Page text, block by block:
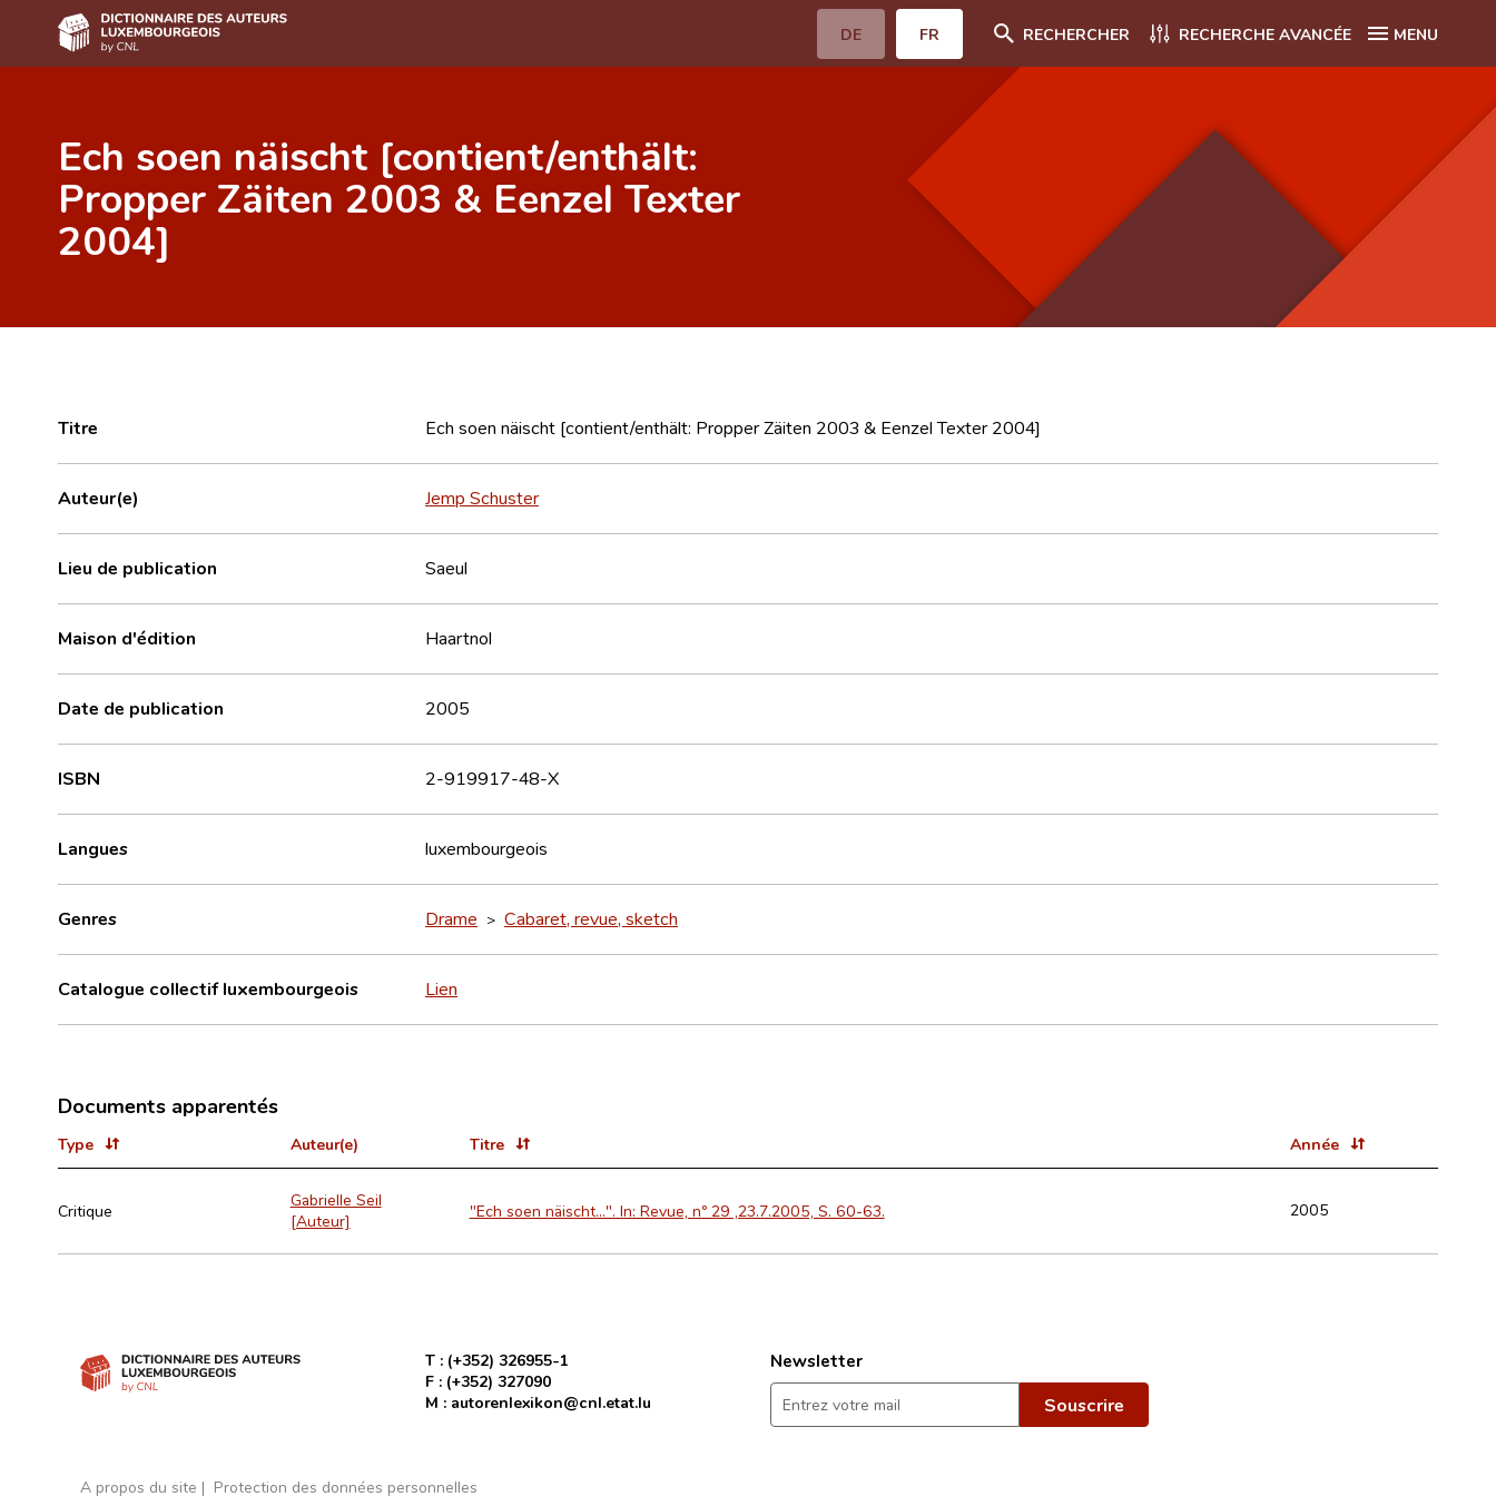
DE FR RECHERCHER RECHERCHE AVANCÉE MENU
Auteur(e)s A-Z
Recherche avancée
Foire aux questions
Équipe scientifique
Ech soen näischt [contient/enthält:
Propper Zäiten 2003 & Eenzel Texter
2004]
Titre Ech soen näischt [contient/enthält: Propper Zäiten 2003 & Eenzel Texter 2004]
Auteur(e) Jemp Schuster
Lieu de publication Saeul
Maison d'édition Haartnol
Date de publication 2005
ISBN 2-919917-48-X
Langues luxembourgeois
Genres Drame > Cabaret, revue, sketch
Catalogue collectif luxembourgeois Lien
Documents apparentés
Type Auteur(e) Titre Année
Critique
Gabrielle Seil
[Auteur]
"Ech soen näischt...". In: Revue, nº 29 ,23.7.2005, S. 60-63. 2005
T : (+352) 326955-1
F : (+352) 327090
M : autorenlexikon@cnl.etat.lu
Newsletter
A propos du site Protection des données personnelles